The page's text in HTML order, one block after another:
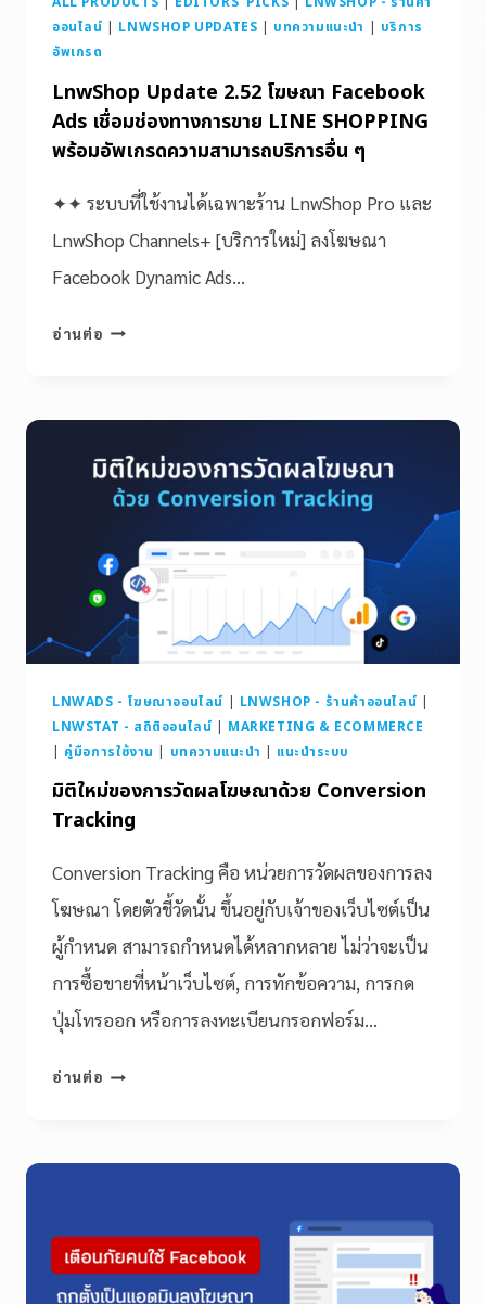
ออนไลน์ | LNWSHOP UPDATES | บทความแนะนำ | บริการ
อัพเกรด
LnwShop Update 2.52 โฆษณา Facebook
Ads เชื่อมช่องทางการขาย LINE SHOPPING
พร้อมอัพเกรดความสามารถบริการอื่น ๆ
✦✦ ระบบที่ใช้งานได้เฉพาะร้าน LnwShop Pro และ
LnwShop Channels+ [บริการใหม่] ลงโฆษณา
Facebook Dynamic Ads…
อ่านต่อ
LNWADS - โฆษณาออนไลน์ | LNWSHOP - ร้านค้าออนไลน์ |
LNWSTAT - สถิติออนไลน์ | MARKETING & ECOMMERCE
| คู่มือการใช้งาน | บทความแนะนำ | แนะนำระบบ
มิติใหม่ของการวัดผลโฆษณาด้วย Conversion
Tracking
Conversion Tracking คือ หน่วยการวัดผลของการลง
โฆษณา โดยตัวชี้วัดนั้น ขึ้นอยู่กับเจ้าของเว็บไซต์เป็น
ผู้กำหนด สามารถกำหนดได้หลากหลาย ไม่ว่าจะเป็น
การซื้อขายที่หน้าเว็บไซต์, การทักข้อความ, การกด
ปุ่มโทรออก หรือการลงทะเบียนกรอกฟอร์ม…
อ่านต่อ